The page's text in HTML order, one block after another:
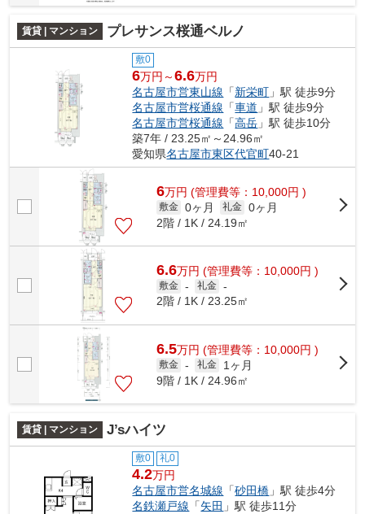
賃貸 | マンション プレサンス桜通ベルノ
敷0
6万円～6.6万円
名古屋市営東山線 「新栄町 」駅 徒歩9分
名古屋市営桜通線 「車道 」駅 徒歩9分
名古屋市営桜通線 「高岳 」駅 徒歩10分
築7年 / 23.25㎡～24.96㎡
愛知県名古屋市東区代官町40-21
6万円 (管理費等：10,000円 )
敷金 0ヶ月 礼金 0ヶ月
2階 / 1K / 24.19㎡
6.6万円 (管理費等：10,000円 )
敷金 - 礼金 -
2階 / 1K / 23.25㎡
6.5万円 (管理費等：10,000円 )
敷金 - 礼金
1ヶ月
9階 / 1K / 24.96㎡
賃貸 | マンション J’sハイツ
敷0 礼0
4.2万円
名古屋市営名城線 「砂田橋 」駅 徒歩4分
名鉄瀬戸線 「矢田 」駅 徒歩11分